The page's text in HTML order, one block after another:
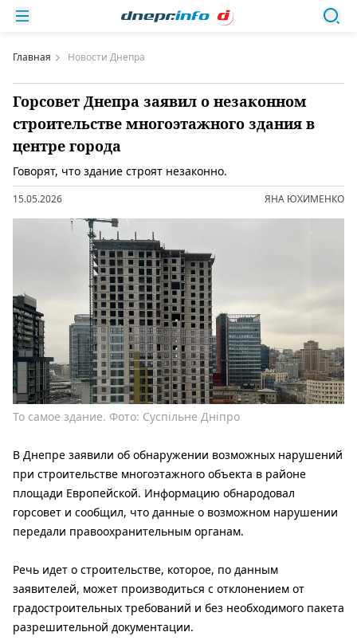
Главная Новости Днепра
Горсовет Днепра заявил о незаконном
строительстве многоэтажного здания в
центре города
Говорят, что здание строят незаконно.
15.05.2026 ЯНА ЮХИМЕНКО
То самое здание. Фото: Суспільне Дніпро
В Днепре заявили об обнаружении возможных нарушений
при строительстве многоэтажного объекта в районе
площади Европейской. Информацию обнародовал
горсовет и сообщил, что данные о возможном нарушении
передали правоохранительным органам.
Речь идет о строительстве, которое, по данным
заявителей, может производиться с отклонением от
градостроительных требований и без необходимого пакета
разрешительной документации.